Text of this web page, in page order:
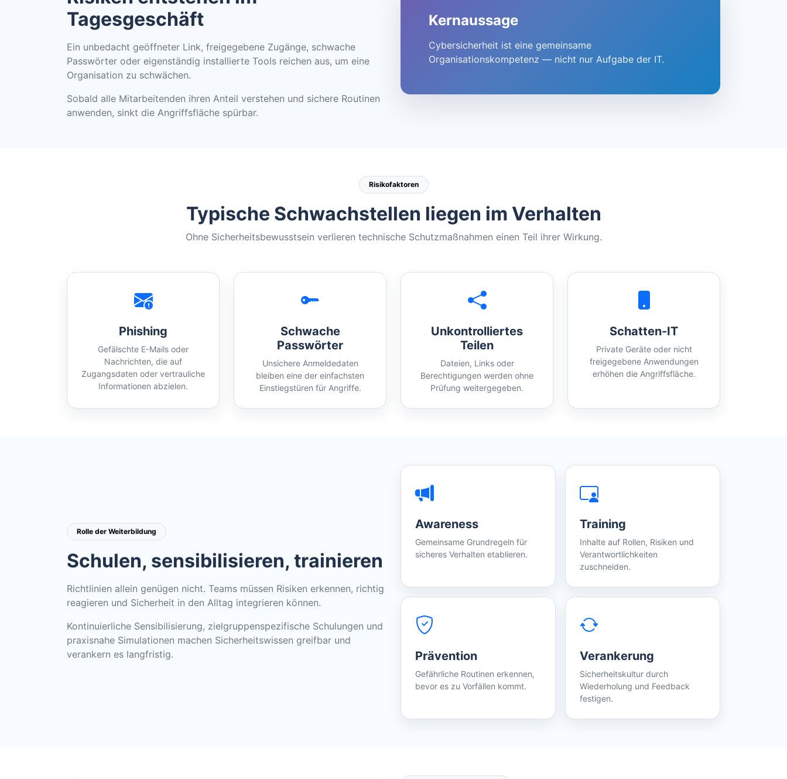
Tagesgeschäft
Ein unbedacht geöffneter Link, freigegebene Zugänge, schwache
Passwörter oder eigenständig installierte Tools reichen aus, um eine
Organisation zu schwächen.
Sobald alle Mitarbeitenden ihren Anteil verstehen und sichere Routinen
anwenden, sinkt die Angriffsfläche spürbar.
Kernaussage
Cybersicherheit ist eine gemeinsame
Organisationskompetenz — nicht nur Aufgabe der IT.
Risikofaktoren
Typische Schwachstellen liegen im Verhalten
Ohne Sicherheitsbewusstsein verlieren technische Schutzmaßnahmen einen Teil ihrer Wirkung.
Phishing
Gefälschte E-Mails oder
Nachrichten, die auf
Zugangsdaten oder vertrauliche
Informationen abzielen.
Schwache
Passwörter
Unsichere Anmeldedaten
bleiben eine der einfachsten
Einstiegstüren für Angriffe.
Unkontrolliertes
Teilen
Dateien, Links oder
Berechtigungen werden ohne
Prüfung weitergegeben.
Schatten-IT
Private Geräte oder nicht
freigegebene Anwendungen
erhöhen die Angriffsfläche.
Rolle der Weiterbildung
Schulen, sensibilisieren, trainieren
Richtlinien allein genügen nicht. Teams müssen Risiken erkennen, richtig
reagieren und Sicherheit in den Alltag integrieren können.
Kontinuierliche Sensibilisierung, zielgruppenspezifische Schulungen und
praxisnahe Simulationen machen Sicherheitswissen greifbar und
verankern es langfristig.
Awareness
Gemeinsame Grundregeln für
sicheres Verhalten etablieren.
Training
Inhalte auf Rollen, Risiken und
Verantwortlichkeiten
zuschneiden.
Prävention
Gefährliche Routinen erkennen,
bevor es zu Vorfällen kommt.
Verankerung
Sicherheitskultur durch
Wiederholung und Feedback
festigen.